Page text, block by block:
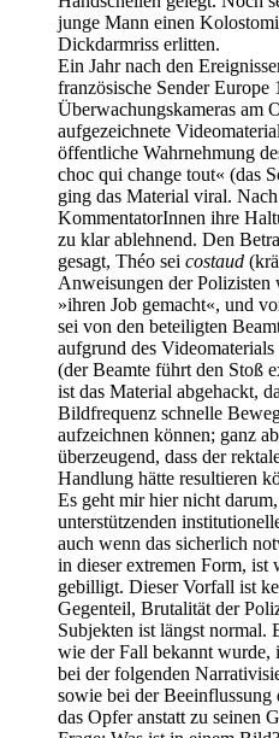
junge Mann einen
Dickdarmriss erlitten.
Ein Jahr nach den
französische Sender Europe
Überwachungskameras am
aufgezeichnete
öffentliche Wahrnehmung
choc qui change tout« (das
ging das Material viral.
KommentatorInnen ihre
zu klar ablehnend. Den
gesagt, Théo sei costaud
Anweisungen der Polizisten
»ihren Job gemacht«, und
sei von den beteiligten
aufgrund des
(der Beamte führt den Stoß
ist das Material abgehackt,
Bildfrequenz schnelle
aufzeichnen können; ganz
überzeugend, dass der
Handlung hätte resultieren
Es geht mir hier nicht
unterstützenden
auch wenn das sicherlich
in dieser extremen Form,
gebilligt. Dieser Vorfall ist
Gegenteil, Brutalität der
Subjekten ist längst normal.
wie der Fall bekannt wurde,
bei der folgenden
sowie bei der
das Opfer anstatt zu seinen